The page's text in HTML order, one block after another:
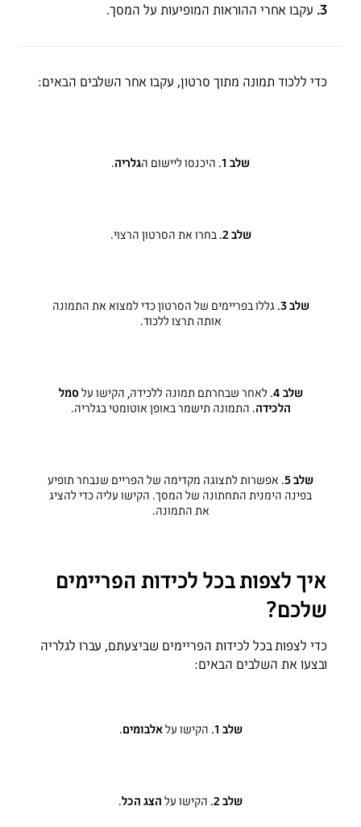
3. עקבו אחרי ההוראות המופיעות על המסך.
כדי ללכוד תמונה מתוך סרטון, עקבו אחר השלבים הבאים:
שלב 1. היכנסו ליישום הגלריה.
שלב 2. בחרו את הסרטון הרצוי.
שלב 3.
גללו בפריימים של הסרטון כדי למצוא את התמונה
אותה תרצו ללכוד.
שלב 4. לאחר שבחרתם תמונה ללכידה, הקישו עלסמל
הלכידה. התמונה תישמר באופן אוטומטי בגלריה.
שלב 5.
אפשרות לתצוגה מקדימה של הפריים שנבחר תופיע
בפינה הימנית התחתונה של המסך. הקישו עליה כדי להציג
את התמונה.
איך לצפות בכל לכידות הפריימים
שלכם?
כדי לצפות בכל לכידות הפריימים שביצעתם, עברו לגלריה
ובצעו את השלבים הבאים:
שלב 1. הקישו עלאלבומים.
שלב 2. הקישו על הצג הכל.